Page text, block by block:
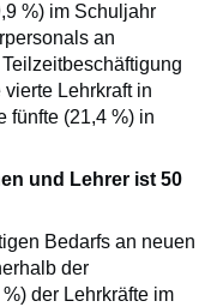
%) im Schuljahr
an
Lehrkraft in
fünfte (21,4 %) in
und Lehrer ist 50
Bedarfs an neuen
der
der Lehrkräfte im